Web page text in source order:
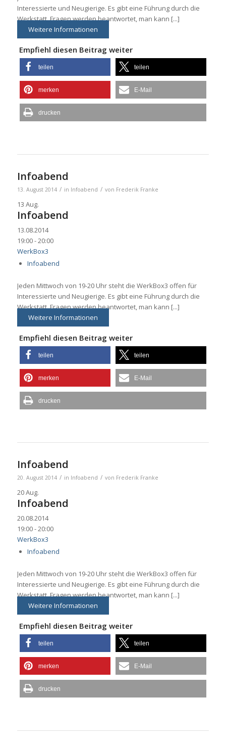
Interessierte und Neugierige. Es gibt eine Führung durch die
Werkstatt, Fragen werden beantwortet, man kann [...]
Weitere Informationen
Empfiehl diesen Beitrag weiter
teilen teilen
merken E-Mail
drucken
Infoabend
13. August 2014 / in Infoabend / von Frederik Franke
13 Aug.
Infoabend
13.08.2014
19:00 - 20:00
WerkBox3
Infoabend
Jeden Mittwoch von 19-20 Uhr steht die WerkBox3 offen für
Interessierte und Neugierige. Es gibt eine Führung durch die
Werkstatt, Fragen werden beantwortet, man kann [...]
Weitere Informationen
Empfiehl diesen Beitrag weiter
teilen teilen
merken E-Mail
drucken
Infoabend
20. August 2014 / in Infoabend / von Frederik Franke
20Aug.
Infoabend
20.08.2014
19:00 - 20:00
WerkBox3
Infoabend
Jeden Mittwoch von 19-20 Uhr steht die WerkBox3 offen für
Interessierte und Neugierige. Es gibt eine Führung durch die
Werkstatt, Fragen werden beantwortet, man kann [...]
Weitere Informationen
Empfiehl diesen Beitrag weiter
teilen teilen
merken E-Mail
drucken